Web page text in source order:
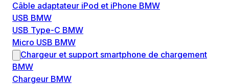
Câble adaptateur iPod et iPhone BMW
USB BMW
USB Type-C BMW
Micro USB BMW
Chargeur et support smartphone de chargement
BMW
Chargeur BMW